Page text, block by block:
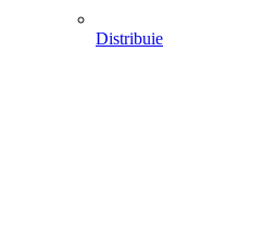
Distribuie